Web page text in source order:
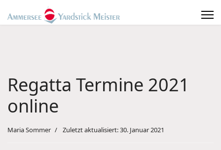
Regatta Termine 2021
online
Maria Sommer Zuletzt aktualisiert: 30. Januar 2021